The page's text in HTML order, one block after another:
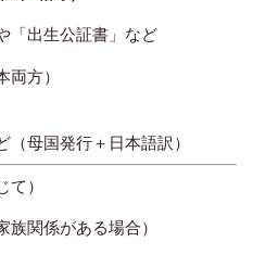
「出生公証書」など
方）
母国発行＋日本語訳）
）
関係がある場合）